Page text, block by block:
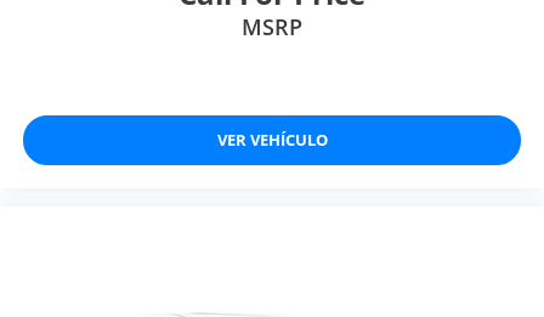
MSRP
VER VEHÍCULO